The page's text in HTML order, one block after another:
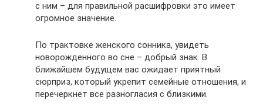
с ним – для правильной расшифровки это имеет
огромное значение.
По трактовке женского сонника, увидеть
новорожденного во сне – добрый знак. В
ближайшем будущем вас ожидает приятный
сюрприз, который укрепит семейные отношения, и
перечеркнет все разногласия с близкими.